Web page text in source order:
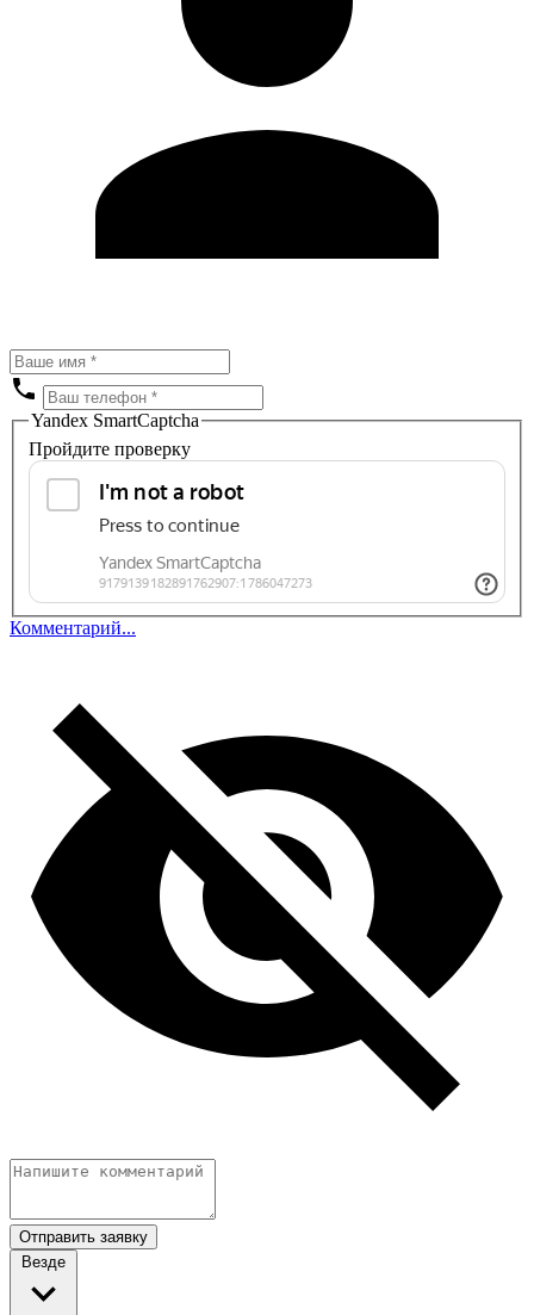
Yandex SmartCaptcha
Пройдите проверку
Комментарий...
Отправить заявку
Везде